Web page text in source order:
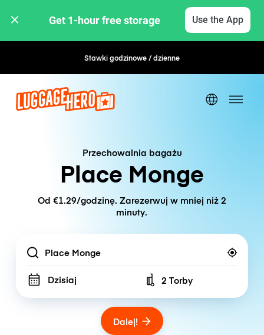
Get 1-hour free storage Use the App
Stawki godzinowe / dzienneElastyczna rezerwacja
Przechowalnia bagażu
Place Monge
Od €1.29/godzinę. Zarezerwuj w mniej niż 2
minuty.
Location
Dzisiaj Number of bags
2 Torby
Dalej!